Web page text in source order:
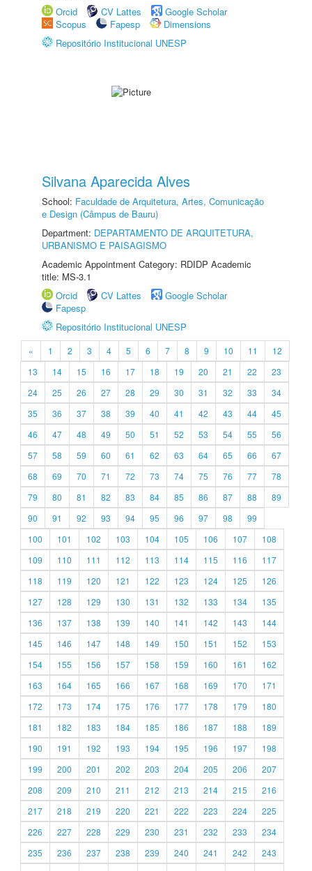
Orcid
CV Lattes
Google Scholar
Scopus
Fapesp
Dimensions
Repositório Institucional UNESP
Silvana Aparecida Alves
School: Faculdade de Arquitetura, Artes, Comunicação
e Design (Câmpus de Bauru)
Department: DEPARTAMENTO DE ARQUITETURA,
URBANISMO E PAISAGISMO
Academic Appointment Category: RDIDP Academic
title: MS-3.1
Orcid
CV Lattes
Google Scholar
Fapesp
Repositório Institucional UNESP
« 1 2 3 4 5 6 7 8 9 10 11
12
13
14 15 16 17 18 19 20 21 22
23
24
25 26 27 28 29 30 31 32 33
34
35
36 37 38 39 40 41 42 43 44
45
46
47 48 49 50 51 52 53 54 55
56
57
58 59 60 61 62 63 64 65 66
67
68
69 70 71 72 73 74 75 76 77
78
79
80 81 82 83 84 85 86 87 88
89
90
91 92 93 94 95 96 97 98
99
100
101 102 103 104 105 106 107
108
109
110 111 112 113 114 115 116
117
118
119 120 121 122 123 124 125
126
127
128 129 130 131 132 133 134
135
136
137 138 139 140 141 142 143
144
145
146 147 148 149 150 151 152
153
154
155 156 157 158 159 160 161
162
163
164 165 166 167 168 169 170
171
172
173 174 175 176 177 178 179
180
181
182 183 184 185 186 187 188
189
190
191 192 193 194 195 196 197
198
199
200 201 202 203 204 205 206
207
208
209 210 211 212 213 214 215
216
217
218 219 220 221 222 223 224
225
226
227 228 229 230 231 232 233
234
235
236 237 238 239 240 241 242
243